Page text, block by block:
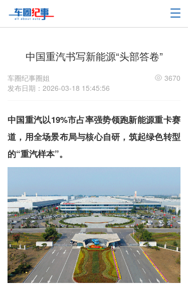
T
n
a
g
a
t
i
中国重汽书写新能源“头部答卷”
车圈纪事圈姐
发布日期：2026-03-18 15:45:56
3670
中国重汽以19%市占率强势领跑新能源重卡赛
道，用全场景布局与核心自研，筑起绿色转型
的“重汽样本”。